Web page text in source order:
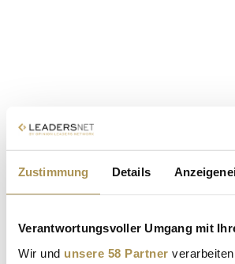
Zustimmung Details
Verantwortungsvoller Umgang mit
Wir und unsere 58 Partner